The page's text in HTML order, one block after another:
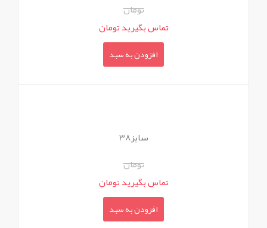
تومان
تماس بگیرید تومان
افزودن به سبد
سایز38
تومان
تماس بگیرید تومان
افزودن به سبد